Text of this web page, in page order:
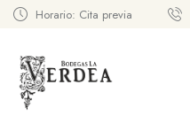
Horario: Cita previa